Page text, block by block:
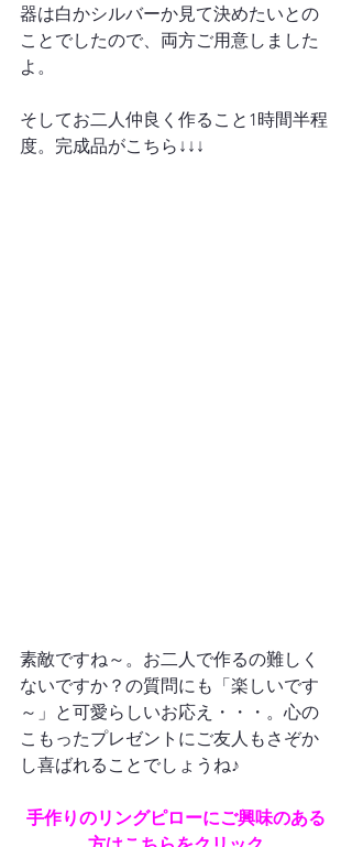
器は白かシルバーか見て決めたいとの
ことでしたので、両方ご用意しました
よ。
そしてお二人仲良く作ること1時間半程
度。完成品がこちら↓↓↓
素敵ですね～。お二人で作るの難しく
ないですか？の質問にも「楽しいです
～」と可愛らしいお応え・・・。心の
こもったプレゼントにご友人もさぞか
手作りのリングピローにご興味のある